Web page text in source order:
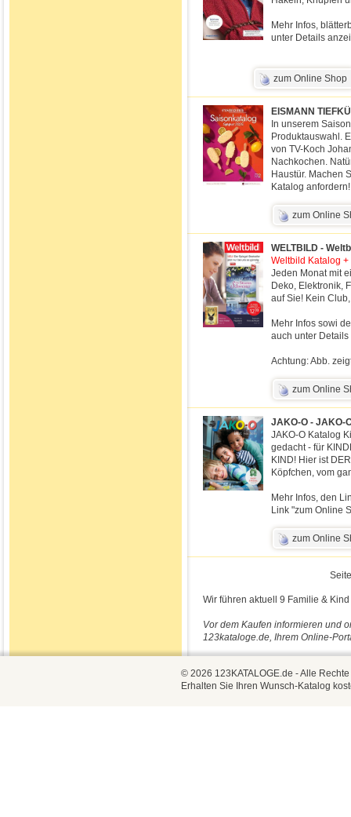
Mehr Infos,
unter Details
zum Online Shop
EISMANN
In unserem
Produktauswahl.
von TV-Koch
Nachkochen.
Haustür. Machen
Katalog anfordern!
zum Online
WELTBILD -
Weltbild Katalog
Jeden Monat mit
Deko, Elektronik,
auf Sie! Kein
Mehr Infos sowi
auch unter
Achtung: Abb.
zum Online
JAKO-O - JAKO-
JAKO-O Katalog
gedacht - für
KIND! Hier ist
Köpfchen, vom
Mehr Infos, den
Link "zum Online
zum Online
Wir führen aktuell 9 Familie &
Vor dem Kaufen informieren und
123kataloge.de, Ihrem Online-
© 2026 123KATALOGE.de - Alle
Erhalten Sie Ihren Wunsch-Katalog